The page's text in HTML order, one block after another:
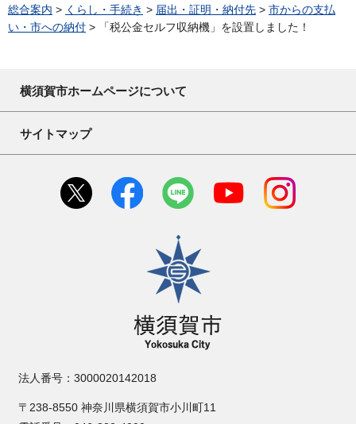
総合案内 > くらし・手続き > 届出・証明・納付先 > 市からの支払
い・市への納付 > 「税公金セルフ収納機」を設置しました！
横須賀市ホームページについて
サイトマップ
横須賀市
法人番号：3000020142018
〒238-8550 神奈川県横須賀市小川町11